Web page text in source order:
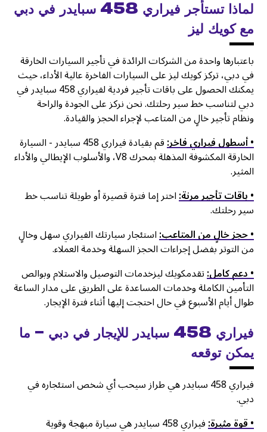
لماذا تستأجر فيراري 458 سبايدر في دبي
مع كويك ليز
باعتبارها واحدة من الشركات الرائدة في تأجير السيارات الخارقة
في دبي، تركز كويك ليز على السيارات الفاخرة عالية الأداء، حيث
يمكنك الحصول على باقات تأجير فردية لفيراري 458 سبايدر في
دبي لتناسب خط سير رحلتك. نحن نركز على الجودة والراحة
ونظام تأجير خالٍ من المتاعب لإجراء الحجز والقيادة.
• أسطول فيراري فاخر:
قم بقيادة فيراري 458 سبايدر - السيارة
الخارقة المكشوفة المذهلة بمحرك V8، والأسلوب الإيطالي والأداء
المثير.
• باقات تأجير مرنة:اختر إما فترة قصيرة أو طويلة تناسب خط
سير رحلتك.
• حجز خالٍ من المتاعب:استئجار سيارتك الفيراري سهل وخالٍ
من التوتر بفضل إجراءات الحجز السهلة وخدمة العملاء.
• دعم كامل:تقدمكويك ليزخدمات التوصيل والاستلام وبوالص
التأمين الكاملة وخدمات المساعدة على الطريق على مدار الساعة
طوال أيام الأسبوع في حال احتجت إليها أثناء فترة الإيجار.
فيراري 458 سبايدر للإيجار في دبي – ما
يمكن توقعه
فيراري 458 سبايدر هي طراز سيحب أي شخص استئجاره في
دبي.
• قوة مثيرة:
فيراري 458 سبايدر هي سيارة مبهجة وقوية